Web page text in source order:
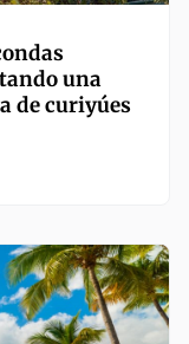
una
de curiyúes